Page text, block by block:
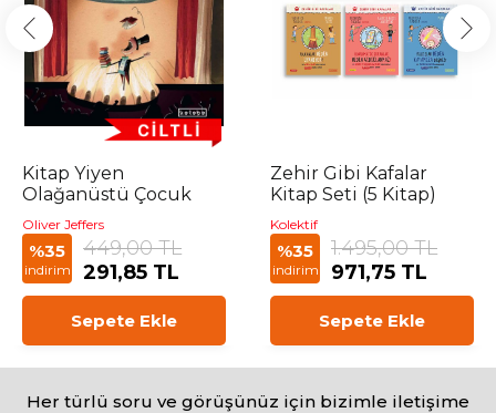
Kitap Yiyen
Olağanüstü Çocuk
Oliver Jeffers
%35
indirim
449,00 TL
291,85 TL
Sepete Ekle
Zehir Gibi Kafalar
Kitap Seti (5 Kitap)
Kolektif
%35
indirim
1.495,00 TL
971,75 TL
Sepete Ekle
Her türlü soru ve görüşünüz için bizimle iletişime